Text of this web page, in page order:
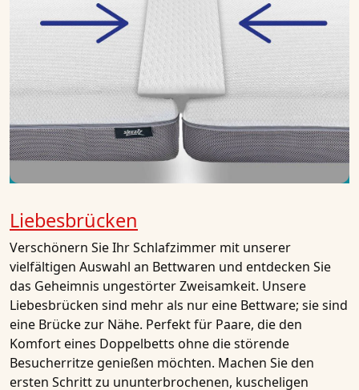
Liebesbrücken
Verschönern Sie Ihr Schlafzimmer mit unserer
vielfältigen Auswahl an Bettwaren und entdecken Sie
das Geheimnis ungestörter Zweisamkeit. Unsere
Liebesbrücken sind mehr als nur eine Bettware; sie sind
eine Brücke zur Nähe. Perfekt für Paare, die den
Komfort eines Doppelbetts ohne die störende
Besucherritze genießen möchten. Machen Sie den
ersten Schritt zu ununterbrochenen, kuscheligen